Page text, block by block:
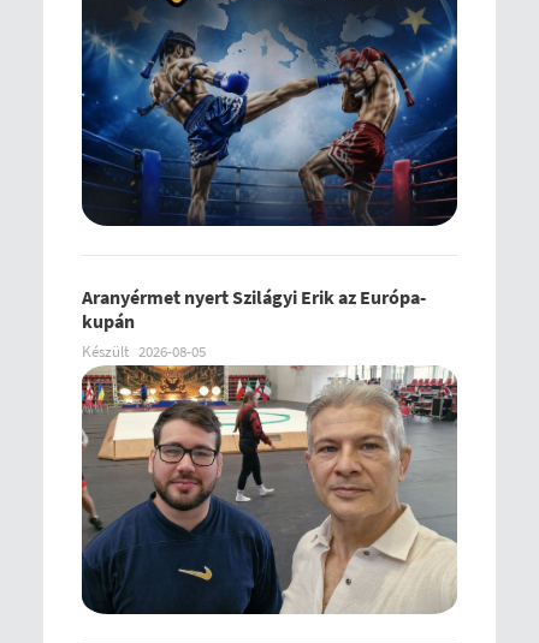
Aranyérmet nyert Szilágyi Erik az Európa-
kupán
Készült 2026-08-05